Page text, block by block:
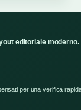
editoriale moderno.
per una verifica